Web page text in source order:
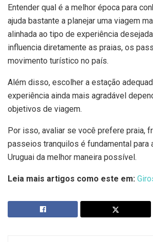
Entender qual é a melhor época para
ajuda bastante a planejar uma viagem
alinhada ao tipo de experiência
influencia diretamente as praias, os
movimento turístico no país.
Além disso, escolher a estação
experiência ainda mais agradável
objetivos de viagem.
Por isso, avaliar se você prefere praia,
passeios tranquilos é fundamental para
Uruguai da melhor maneira possível.
Leia mais artigos como este em: